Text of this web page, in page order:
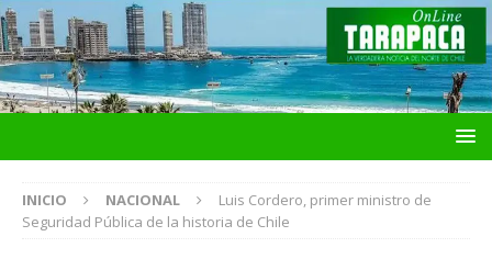
INICIO NACIONAL
Luis Cordero, primer ministro de
Seguridad Pública de la historia de Chile